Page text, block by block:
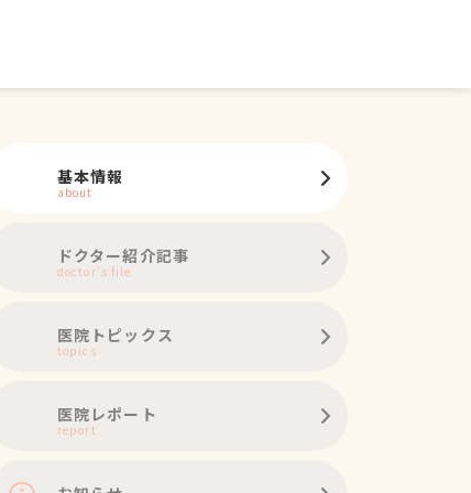
基本情報
about
ドクター紹介記事
doctor's file
医院トピックス
topics
医院レポート
report